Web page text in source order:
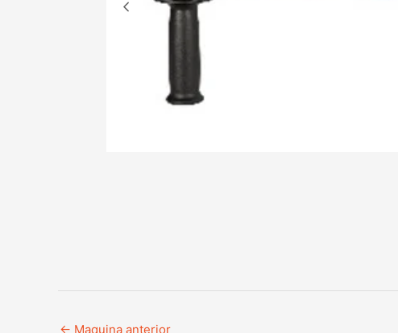
← Maquina anterior